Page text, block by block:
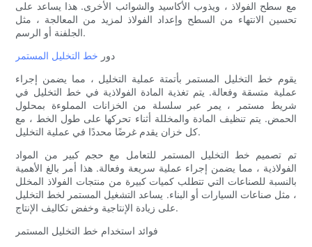
مع سطح الفولاذ ، ويذوب الأكاسيد والشوائب الأخرى. هذا يساعد على
تحسين الانتهاء من السطح وإعداد الفولاذ لمزيد من المعالجة ، مثل
الجلفنة أو الرسم.
دور خط التخليل المستمر
يقوم خط التخليل المستمر بأتمتة عملية التخليل ، مما يضمن إجراء
عملية متسقة وفعالة. يتم تغذية المادة الفولاذية في خط التخليل في
شريط مستمر ، يمر عبر سلسلة من الخزانات المملوءة بمحلول
الحمض. يتم تنظيف المادة والمخللة أثناء تحركها على طول الخط ، مع
كل خزان يقدم غرضًا محددًا في عملية التخليل.
تم تصميم خط التخليل المستمر للتعامل مع حجم كبير من المواد
الفولاذية ، مما يضمن إجراء عملية سريعة وفعالة. هذا أمر بالغ الأهمية
بالنسبة للصناعات التي تتطلب كميات كبيرة من منتجات الفولاذ المخلل
، مثل صناعات السيارات أو البناء. يساعد التشغيل المستمر لخط التخليل
على زيادة الإنتاجية وخفض تكاليف الإنتاج.
فوائد استخدام خط التخليل المستمر